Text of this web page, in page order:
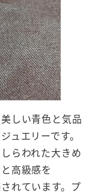
しい青色と気品
ュエリーです。
らわれた大きめ
高級感を
れています。プ